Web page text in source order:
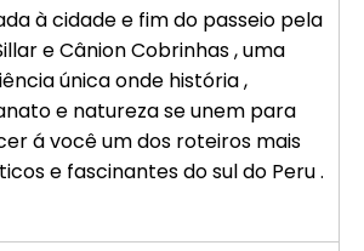
à cidade e fim do passeio pela
e Cânion Cobrinhas , uma
única onde história ,
e natureza se unem para
á você um dos roteiros mais
e fascinantes do sul do Peru .